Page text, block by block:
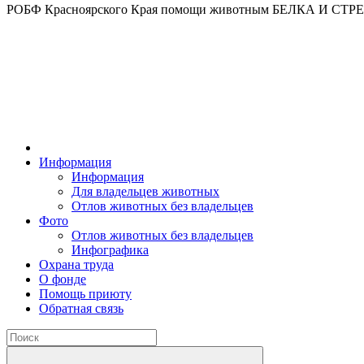
РОБФ Красноярского Края помощи животным БЕЛКА И
Информация
Информация
Для владельцев животных
Отлов животных без владельцев
Фото
Отлов животных без владельцев
Инфографика
Охрана труда
О фонде
Помощь приюту
Обратная связь